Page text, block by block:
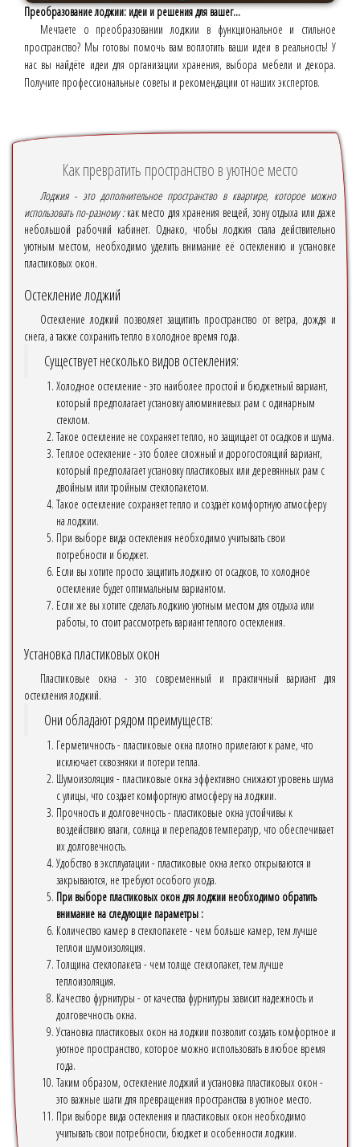
Преобразование лоджии: идеи и решения для вашег...
Мечтаете о преобразовании лоджии в функциональное и стильное
пространство? Мы готовы помочь вам воплотить ваши идеи в реальность! У
нас вы найдёте идеи для организации хранения, выбора мебели и декора.
Получите профессиональные советы и рекомендации от наших экспертов.
Как превратить пространство в уютное место
Лоджия - это дополнительное пространство в квартире, которое можно
использовать по-разному :как место для хранения вещей, зону отдыха или даже
небольшой рабочий кабинет. Однако, чтобы лоджия стала действительно
уютным местом, необходимо уделить внимание её остеклению и установке
пластиковых окон.
Остекление лоджий
Остекление лоджий позволяет защитить пространство от ветра, дождя и
снега, а также сохранить тепло в холодное время года.
Существует несколько видов остекления:
Холодное остекление - это наиболее простой и бюджетный вариант,
который предполагает установку алюминиевых рам с одинарным
стеклом.
Такое остекление не сохраняет тепло, но защищает от осадков и шума.
Теплое остекление - это более сложный и дорогостоящий вариант,
который предполагает установку пластиковых или деревянных рам с
двойным или тройным стеклопакетом.
Такое остекление сохраняет тепло и создаёт комфортную атмосферу
на лоджии.
При выборе вида остекления необходимо учитывать свои
потребности и бюджет.
Если вы хотите просто защитить лоджию от осадков, то холодное
остекление будет оптимальным вариантом.
Если же вы хотите сделать лоджию уютным местом для отдыха или
работы, то стоит рассмотреть вариант теплого остекления.
Установка пластиковых окон
Пластиковые окна - это современный и практичный вариант для
остекления лоджий.
Они обладают рядом преимуществ:
Герметичность - пластиковые окна плотно прилегают к раме, что
исключает сквозняки и потери тепла.
Шумоизоляция - пластиковые окна эффективно снижают уровень шума
с улицы, что создает комфортную атмосферу на лоджии.
Прочность и долговечность - пластиковые окна устойчивы к
воздействию влаги, солнца и перепадов температур, что обеспечивает
их долговечность.
Удобство в эксплуатации - пластиковые окна легко открываются и
закрываются, не требуют особого ухода.
При выборе пластиковых окон для лоджии необходимо обратить
внимание на следующие параметры :
Количество камер в стеклопакете - чем больше камер, тем лучше
теплои шумоизоляция.
Толщина стеклопакета - чем толще стеклопакет, тем лучше
теплоизоляция.
Качество фурнитуры - от качества фурнитуры зависит надежность и
долговечность окна.
Установка пластиковых окон на лоджии позволит создать комфортное и
уютное пространство, которое можно использовать в любое время
года.
Таким образом, остекление лоджий и установка пластиковых окон -
это важные шаги для превращения пространства в уютное место.
При выборе вида остекления и пластиковых окон необходимо
учитывать свои потребности, бюджет и особенности лоджии.